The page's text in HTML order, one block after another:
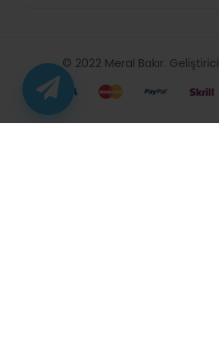
© 2022 Meral Bakır. Geliştirici